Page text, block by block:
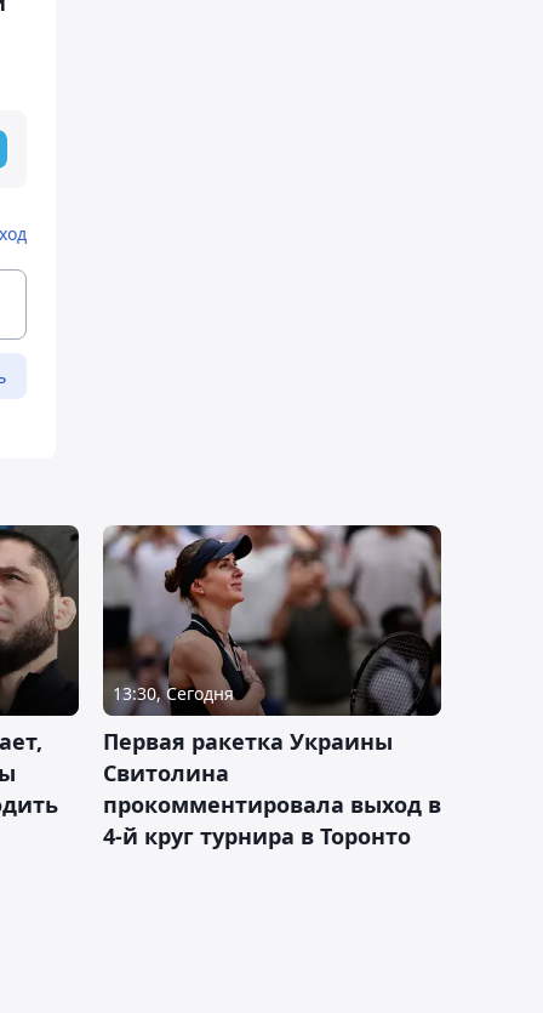
13:30, Сегодня
Первая ракетка Украины
Свитолина
прокомментировала выход в
4-й круг турнира в Торонто